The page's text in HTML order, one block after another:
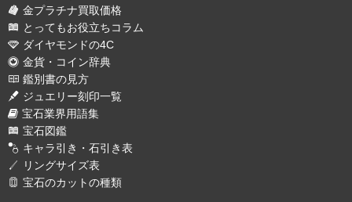
金プラチナ買取価格
とってもお役立ちコラム
ダイヤモンドの4C
金貨・コイン辞典
鑑別書の見方
ジュエリー刻印一覧
宝石業界用語集
宝石図鑑
キャラ引き・石引き表
リングサイズ表
宝石のカットの種類